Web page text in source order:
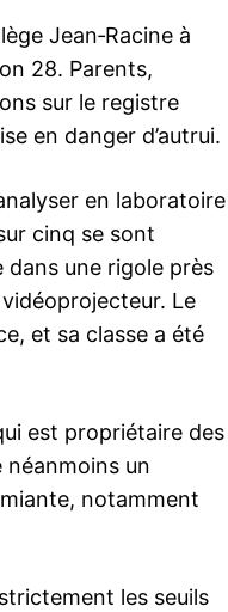
Jean‑Racine à
28. Parents,
sur le registre
en danger d’autrui.
en laboratoire
cinq se sont
dans une rigole près
Le
et sa classe a été
est propriétaire des
un
notamment
les seuils